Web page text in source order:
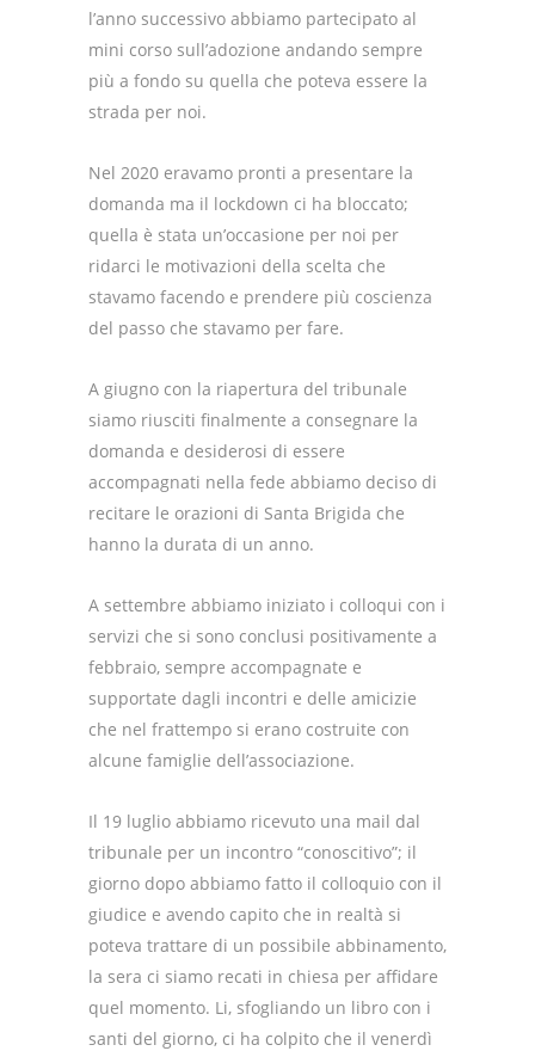
l’anno successivo abbiamo partecipato al
mini corso sull’adozione andando sempre
più a fondo su quella che poteva essere la
strada per noi.
Nel 2020 eravamo pronti a presentare la
domanda ma il lockdown ci ha bloccato;
quella è stata un’occasione per noi per
ridarci le motivazioni della scelta che
stavamo facendo e prendere più coscienza
del passo che stavamo per fare.
A giugno con la riapertura del tribunale
siamo riusciti finalmente a consegnare la
domanda e desiderosi di essere
accompagnati nella fede abbiamo deciso di
recitare le orazioni di Santa Brigida che
hanno la durata di un anno.
A settembre abbiamo iniziato i colloqui con i
servizi che si sono conclusi positivamente a
febbraio, sempre accompagnate e
supportate dagli incontri e delle amicizie
che nel frattempo si erano costruite con
alcune famiglie dell’associazione.
Il 19 luglio abbiamo ricevuto una mail dal
tribunale per un incontro “conoscitivo”; il
giorno dopo abbiamo fatto il colloquio con il
giudice e avendo capito che in realtà si
poteva trattare di un possibile abbinamento,
la sera ci siamo recati in chiesa per affidare
quel momento. Li, sfogliando un libro con i
santi del giorno, ci ha colpito che il venerdì